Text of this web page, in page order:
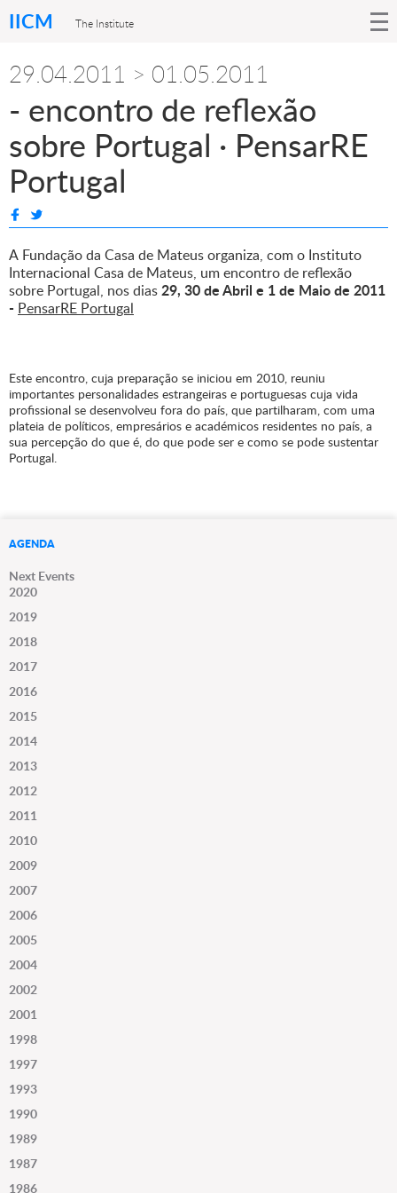
IICM The Institute
29.04.2011 > 01.05.2011
- encontro de reflexão
sobre Portugal · PensarRE
Portugal
A Fundação da Casa de Mateus organiza, com o Instituto
Internacional Casa de Mateus, um encontro de reflexão
sobre Portugal, nos dias29, 30 de Abril e 1 de Maio de 2011
- PensarRE Portugal
Este encontro, cuja preparação se iniciou em 2010, reuniu
importantes personalidades estrangeiras e portuguesas cuja vida
profissional se desenvolveu fora do país, que partilharam, com uma
plateia de políticos, empresários e académicos residentes no país, a
sua percepção do que é, do que pode ser e como se pode sustentar
Portugal.
AGENDA
Next Events
2020
2019
2018
2017
2016
2015
2014
2013
2012
2011
2010
2009
2007
2006
2005
2004
2002
2001
1998
1997
1993
1990
1989
1987
1986